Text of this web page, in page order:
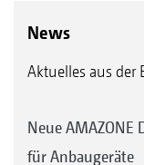
News
Aktuelles aus der
Neue AMAZONE
für Anbaugeräte